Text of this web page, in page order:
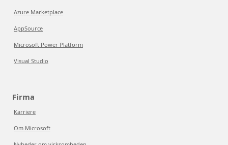
Azure Marketplace
AppSource
Microsoft Power Platform
Visual Studio
Firma
Karriere
Om Microsoft